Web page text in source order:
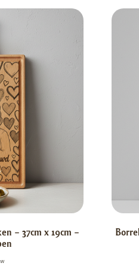
– 37cm x 19cm –